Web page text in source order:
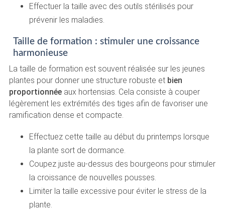
Effectuer la taille avec des outils stérilisés pour
prévenir les maladies.
Taille de formation : stimuler une croissance
harmonieuse
La taille de formation est souvent réalisée sur les jeunes
plantes pour donner une structure robuste et bien
proportionnéeaux hortensias. Cela consiste à couper
légèrement les extrémités des tiges afin de favoriser une
ramification dense et compacte.
Effectuez cette taille au début du printemps lorsque
la plante sort de dormance.
Coupez juste au-dessus des bourgeons pour stimuler
la croissance de nouvelles pousses.
Limiter la taille excessive pour éviter le stress de la
plante.